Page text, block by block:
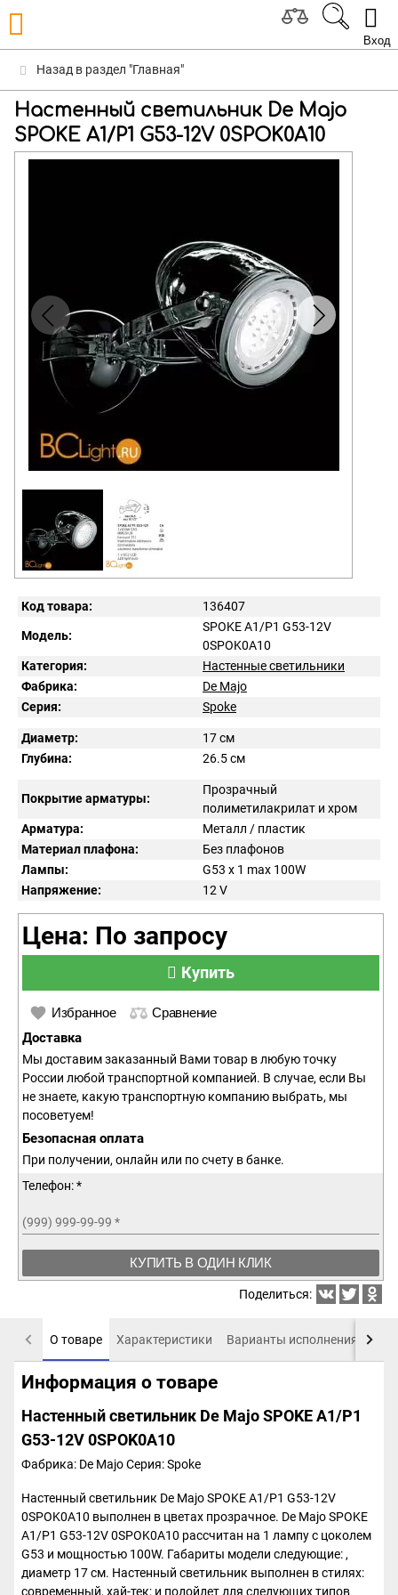
Вход
Назад в раздел "Главная"
Настенный светильник De Majo
SPOKE A1/P1 G53-12V 0SPOK0A10
Код товара: 136407
Модель:
SPOKE A1/P1 G53-12V
0SPOK0A10
Категория:
Настенные светильники
Фабрика:
De Majo
Серия:
Spoke
Диаметр:
17 см
Глубина:
26.5 см
Покрытие арматуры:
Прозрачный
полиметилакрилат и хром
Арматура:
Металл / пластик
Материал плафона:
Без плафонов
Лампы:
G53 x 1 max 100W
Напряжение:
12 V
Цена: По запросу
Купить
Избранное Сравнение
Доставка
Мы доставим заказанный Вами товар в любую точку
России любой транспортной компанией. В случае, если Вы
не знаете, какую транспортную компанию выбрать, мы
посоветуем!
Безопасная оплата
При получении, онлайн или по счету в банке.
Телефон: *
(999) 999-99-99 *
КУПИТЬ В ОДИН КЛИК
Поделиться:
О товаре Характеристики Варианты исполнения
Информация о товаре
Настенный светильник De Majo SPOKE A1/P1
G53-12V 0SPOK0A10
Фабрика: De MajoСерия: Spoke
Настенный светильник De Majo SPOKE A1/P1 G53-12V
0SPOK0A10 выполнен в цветах прозрачное. De Majo SPOKE
A1/P1 G53-12V 0SPOK0A10 рассчитан на 1 лампу с цоколем
G53 и мощностью 100W. Габариты модели следующие: ,
диаметр 17 см. Настенный светильник выполнен в стилях:
современный, хай-тек; и подойдет для следующих типов